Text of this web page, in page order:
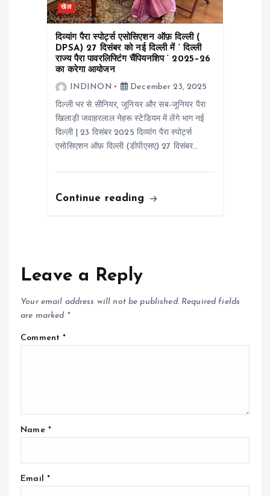
खेल
दिव्यांग पैरा स्पोर्ट्स एसोसिएशन ऑफ़ दिल्ली (
DPSA) 27 दिसंबर को नई दिल्ली में ‘ दिल्ली
राज्य पैरा पावरलिफ्टिंग चैंपियनशिप ‘ 2025–26
का करेगा आयोजन
INDINON
December 23, 2025
दिल्ली भर से सीनियर, जूनियर और सब-जूनियर पैरा
खिलाड़ी जवाहरलाल नेहरू स्टेडियम में लेंगे भाग नई
दिल्ली | 23 दिसंबर 2025 दिव्यांग पैरा स्पोर्ट्स
एसोसिएशन ऑफ़ दिल्ली (डीपीएसए) 27 दिसंबर…
Continue reading
Leave a Reply
Your email address will not be published. Required fields
are marked *
Comment*
Name *
Email *